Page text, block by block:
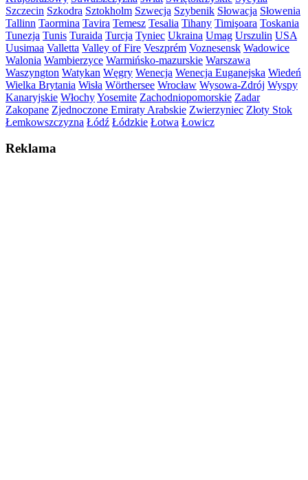
Szczecin Szkodra Sztokholm Szwecja Szybenik Słowacja Słowenia
Tallinn Taormina Tavira Temesz Tesalia Tihany Timişoara Toskania
Tunezja Tunis Turaida Turcja Tyniec Ukraina Umag Urszulin USA
Uusimaa Valletta Valley of Fire Veszprém Voznesensk Wadowice
Walonia Wambierzyce Warmińsko-mazurskie Warszawa
Waszyngton Watykan Węgry Wenecja Wenecja Euganejska Wiedeń
Wielka Brytania Wisła Wörthersee Wrocław Wysowa-Zdrój Wyspy
Kanaryjskie WłochyYosemite Zachodniopomorskie Zadar
Zakopane Zjednoczone Emiraty Arabskie Zwierzyniec Złoty Stok
Łemkowszczyzna Łódź Łódzkie Łotwa Łowicz
Reklama